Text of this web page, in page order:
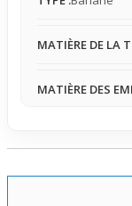
faire.
piercing est
alliant confort
MATIÈRE DE LA
MATIÈRE DES